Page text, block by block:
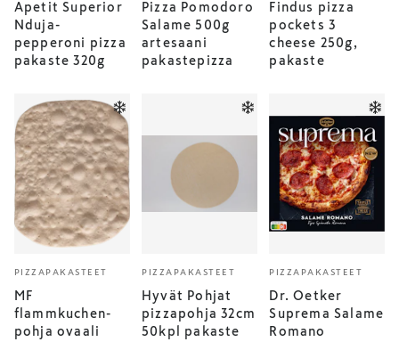
Apetit Superior
Nduja-
pepperoni pizza
pakaste 320g
Pizza Pomodoro
Salame 500g
artesaani
pakastepizza
Findus pizza
pockets 3
cheese 250g,
pakaste
PIZZAPAKASTEET
MF
flammkuchen-
pohja ovaali
PIZZAPAKASTEET
Hyvät Pohjat
pizzapohja 32cm
50kpl pakaste
PIZZAPAKASTEET
Dr. Oetker
Suprema Salame
Romano